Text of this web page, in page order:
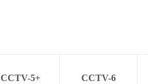
CCTV-5+
CCTV-6